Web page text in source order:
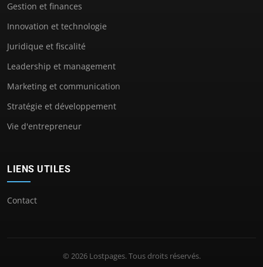
Gestion et finances
Innovation et technologie
Juridique et fiscalité
Leadership et management
Marketing et communication
Stratégie et développement
Vie d'entrepreneur
LIENS UTILES
Contact
© 2026 Lostpages. Tous droits réservés.